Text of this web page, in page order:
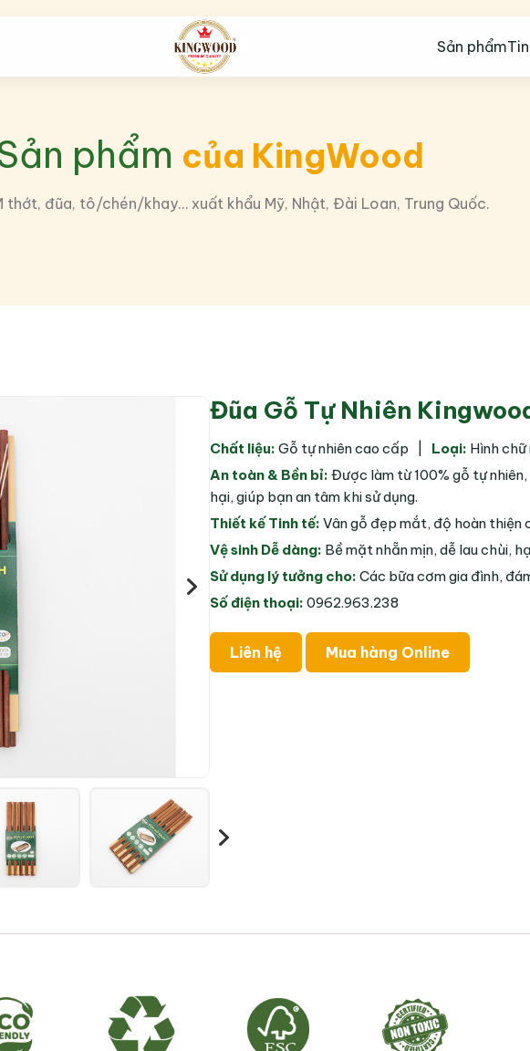
Sản phẩm
phẩm của KingWood
thớt, đũa, tô/chén/khay… xuất khẩu Mỹ, Nhật, Đài Loan, Trung Quốc.
Đũa Gỗ Tự Nhiên
Chất liệu: Gỗ tự nhiên cao cấp | Loại: Hình
An toàn & Bền bỉ: Được làm từ 100% gỗ tự
hại, giúp bạn an tâm khi sử dụng.
Thiết kế Tinh tế: Vân gỗ đẹp mắt, độ hoàn thiện
Vệ sinh Dễ dàng: Bề mặt nhẵn mịn, dễ lau chùi,
Sử dụng lý tưởng cho: Các bữa cơm gia đình,
Số điện thoại: 0962.963.238
Liên hệ Mua hàng Online